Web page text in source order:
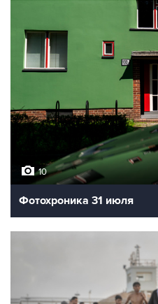
10
Фотохроника 31 июля